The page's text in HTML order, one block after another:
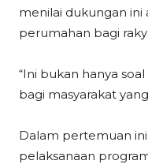
menilai dukungan
perumahan bagi
“Ini bukan hanya
bagi masyarakat
Dalam pertemuan
pelaksanaan